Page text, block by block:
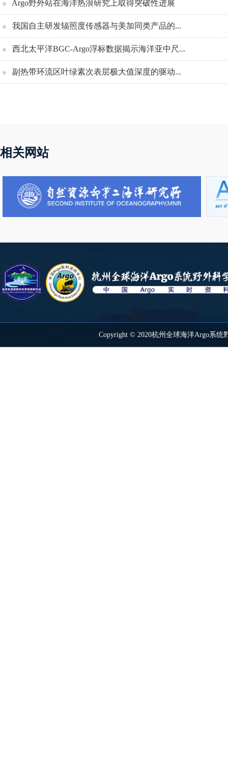
Argo野外站在海洋热浪研究上取得突破性进展
我国自主研发辐照度传感器与美加同类产品的...
西北太平洋BGC-Argo浮标数据揭示海洋亚中尺...
副热带环流区叶绿素次表层极大值深度的驱动...
相关网站
Copyright © 2020杭州全球海洋Argo系